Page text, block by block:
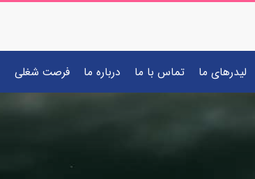
لیدرهای ما تماس با ما درباره ما فرصت شغلی